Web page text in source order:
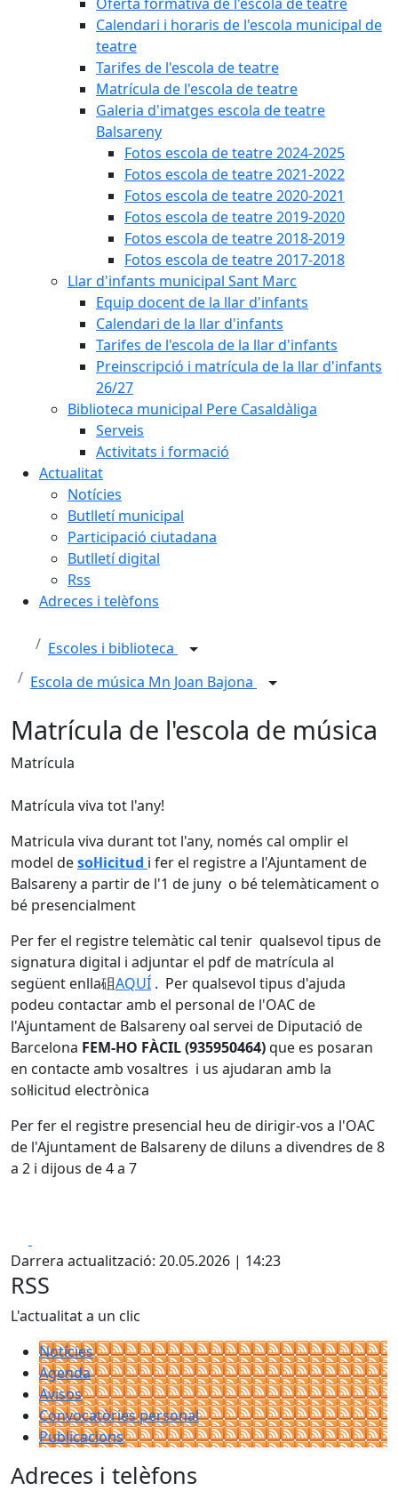
Calendari i horaris de l'escola municipal de
teatre
Tarifes de l'escola de teatre
Matrícula de l'escola de teatre
Galeria d'imatges escola de teatre
Balsareny
Fotos escola de teatre 2024-2025
Fotos escola de teatre 2021-2022
Fotos escola de teatre 2020-2021
Fotos escola de teatre 2019-2020
Fotos escola de teatre 2018-2019
Fotos escola de teatre 2017-2018
Llar d'infants municipal Sant Marc
Equip docent de la llar d'infants
Calendari de la llar d'infants
Tarifes de l'escola de la llar d'infants
Preinscripció i matrícula de la llar d'infants
26/27
Biblioteca municipal Pere Casaldàliga
Serveis
Activitats i formació
Actualitat
Notícies
Butlletí municipal
Participació ciutadana
Butlletí digital
Rss
Adreces i telèfons
Escoles i biblioteca
Escola de música Mn Joan Bajona
Matrícula de l'escola de música
Matrícula
Matrícula viva tot l'any!
Matricula viva durant tot l'any, només cal omplir el
model desol·licitud i fer el registre a l'Ajuntament de
Balsareny a partir de l'1 de juny o bé telemàticament o
bé presencialment
Per fer el registre telemàtic cal tenir qualsevol tipus de
signatura digital i adjuntar el pdf de matrícula al
següent enlla砠AQUÍ . Per qualsevol tipus d'ajuda
podeu contactar amb el personal de l'OAC de
l'Ajuntament de Balsareny oal servei de Diputació de
Barcelona FEM-HO FÀCIL (935950464)que es posaran
en contacte amb vosaltres i us ajudaran amb la
sol·licitud electrònica
Per fer el registre presencial heu de dirigir-vos a l'OAC
de l'Ajuntament de Balsareny de diluns a divendres de 8
a 2 i dijous de 4 a 7
Darrera actualització: 20.05.2026 | 14:23
RSS
L'actualitat a un clic
Notícies
Agenda
Avisos
Convocatòries personal
Publicacions
Adreces i telèfons